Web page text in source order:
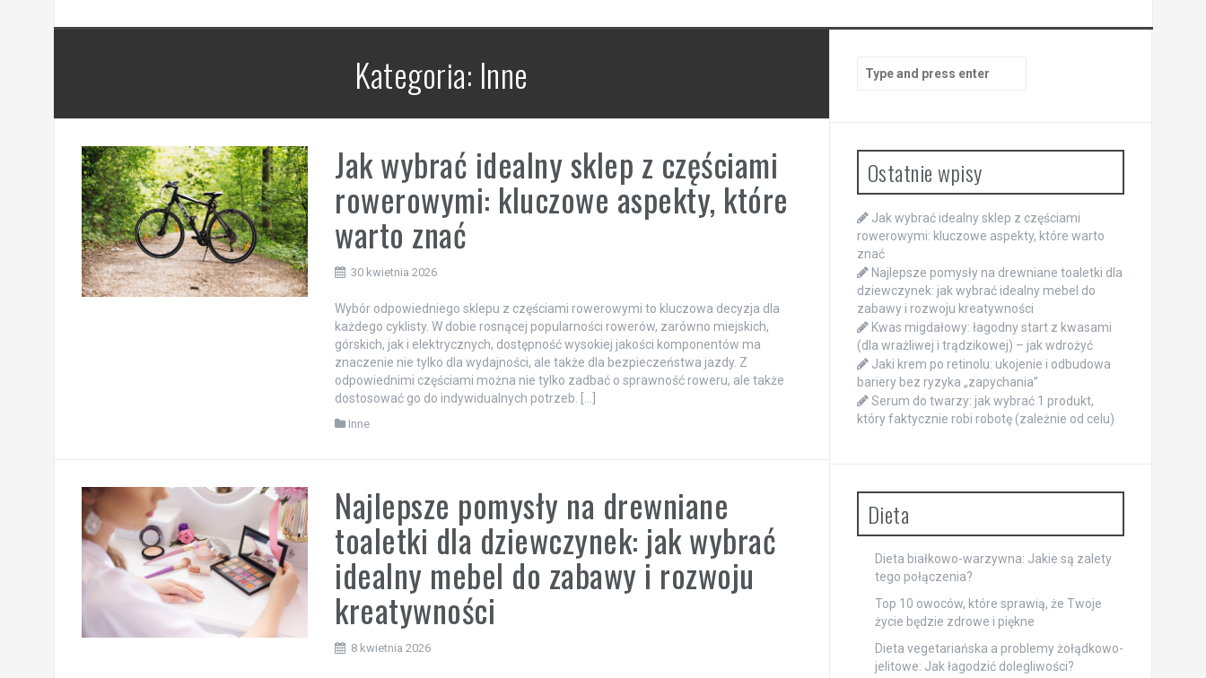
Kategoria: Inne
Jak wybrać idealny sklep z częściami
rowerowymi: kluczowe aspekty, które
warto znać
30 kwietnia 2026
Wybór odpowiedniego sklepu z częściami rowerowymi to kluczowa decyzja dla
każdego cyklisty. W dobie rosnącej popularności rowerów, zarówno miejskich,
górskich, jak i elektrycznych, dostępność wysokiej jakości komponentów ma
znaczenie nie tylko dla wydajności, ale także dla bezpieczeństwa jazdy. Z
odpowiednimi częściami można nie tylko zadbać o sprawność roweru, ale także
dostosować go do indywidualnych potrzeb. […]
Inne
Najlepsze pomysły na drewniane
toaletki dla dziewczynek: jak wybrać
idealny mebel do zabawy i rozwoju
kreatywności
8 kwietnia 2026
for:
Ostatnie wpisy
Jak wybrać idealny sklep z częściami
rowerowymi: kluczowe aspekty, które warto
znać
Najlepsze pomysły na drewniane toaletki dla
dziewczynek: jak wybrać idealny mebel do
zabawy i rozwoju kreatywności
Kwas migdałowy: łagodny start z kwasami
(dla wrażliwej i trądzikowej) – jak wdrożyć
Jaki krem po retinolu: ukojenie i odbudowa
bariery bez ryzyka „zapychania”
Serum do twarzy: jak wybrać 1 produkt,
który faktycznie robi robotę (zależnie od celu)
Dieta
Dieta białkowo-warzywna: Jakie są zalety
tego połączenia?
Top 10 owoców, które sprawią, że Twoje
życie będzie zdrowe i piękne
Dieta vegetariańska a problemy żołądkowo-
jelitowe: Jak łagodzić dolegliwości?